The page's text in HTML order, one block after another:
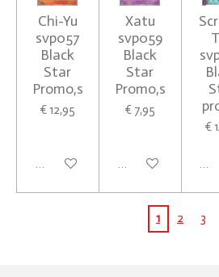
Chi-Yu
svp057
Black
Star
Promo,s
€ 12,95
Houd mij op de hoogte
Xatu
svp059
Black
Star
Promo,s
€ 7,95
Houd mij op de
€
1 2 3